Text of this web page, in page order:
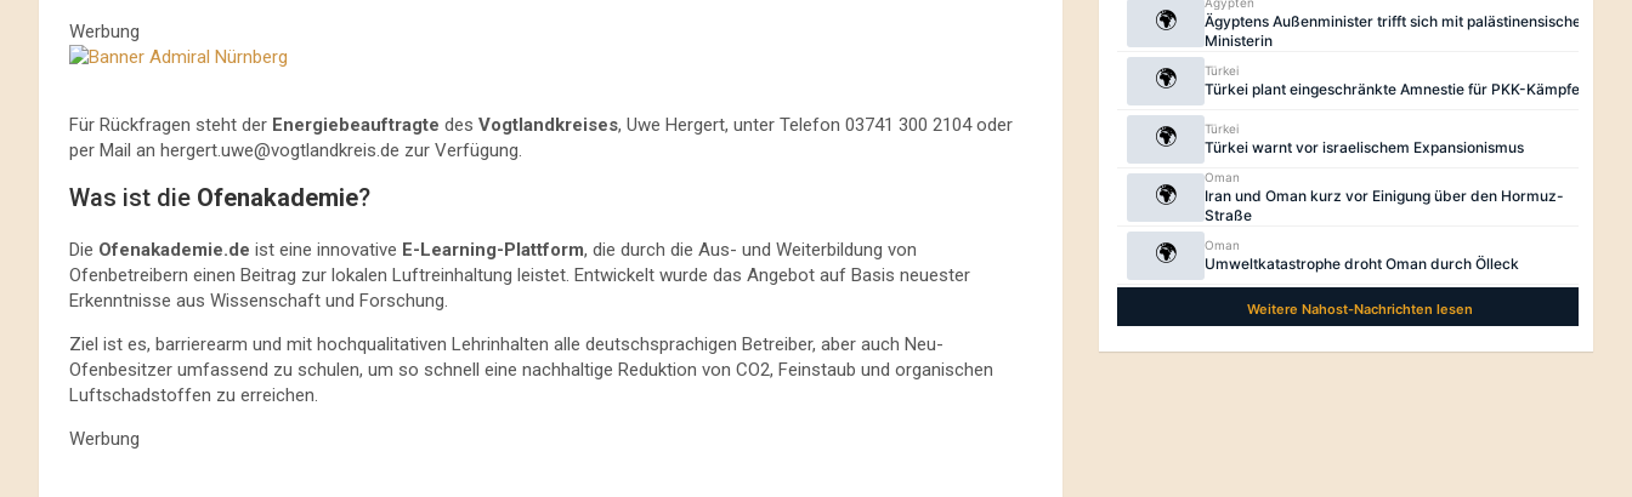
Werbung
Für Rückfragen steht der Energiebeauftragte des Vogtlandkreises, Uwe Hergert, unter Telefon 03741 300 2104 oder
per Mail an hergert.uwe@vogtlandkreis.de zur Verfügung.
Was ist die Ofenakademie?
Die Ofenakademie.de ist eine innovative E-Learning-Plattform, die durch die Aus- und Weiterbildung von
Ofenbetreibern einen Beitrag zur lokalen Luftreinhaltung leistet. Entwickelt wurde das Angebot auf Basis neuester
Erkenntnisse aus Wissenschaft und Forschung.
Ziel ist es, barrierearm und mit hochqualitativen Lehrinhalten alle deutschsprachigen Betreiber, aber auch Neu-
Ofenbesitzer umfassend zu schulen, um so schnell eine nachhaltige Reduktion von CO2, Feinstaub und organischen
Luftschadstoffen zu erreichen.
Werbung